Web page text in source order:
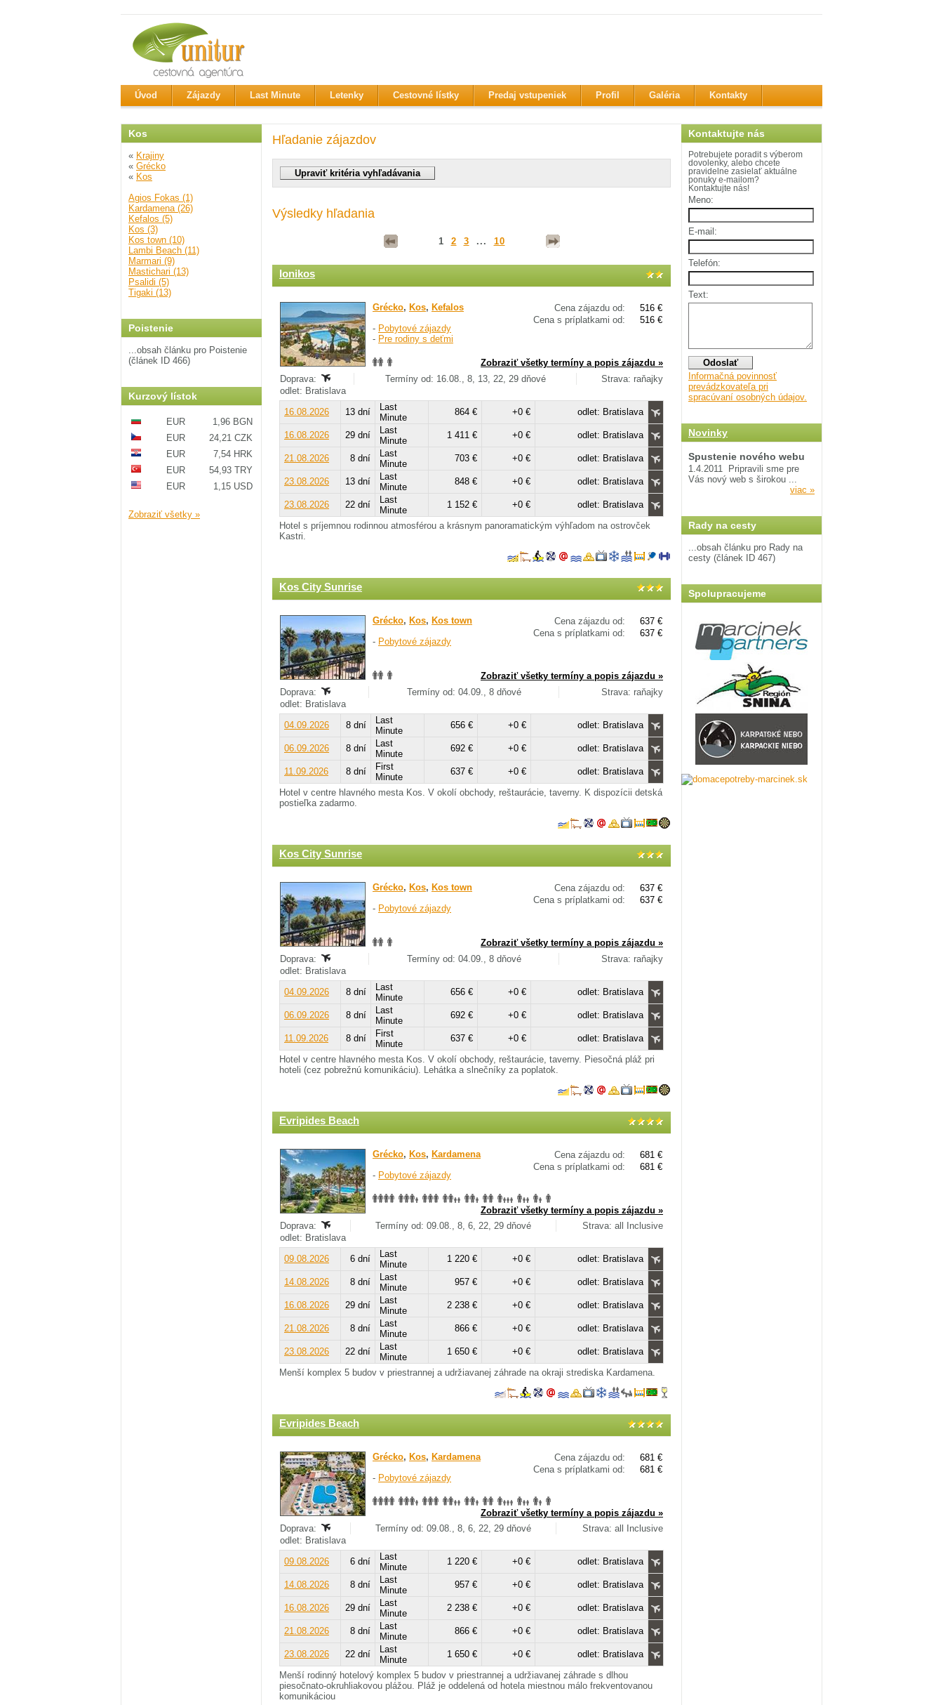
Úvod Zájazdy Last Minute Letenky Cestovné lístky Predaj vstupeniek Profil Galéria Kontakty
Kos
« Krajiny
« Grécko
« Kos
Agios Fokas (1)
Kardamena (26)
Kefalos (5)
Kos (3)
Kos town (10)
Lambi Beach (11)
Marmari (9)
Mastichari (13)
Psalidi (5)
Tigaki (13)
Poistenie
...obsah článku pro Poistenie
(článek ID 466)
Kurzový lístok
EUR
1,96 BGN
EUR
24,21 CZK
EUR
7,54 HRK
EUR
54,93 TRY
EUR
1,15 USD
Zobraziť všetky »
Hľadanie zájazdov
Výsledky hľadania
1 2 3 ... 10
Ionikos
Cena zájazdu od:
516 €
Cena s príplatkami od:
516 €
Grécko, Kos, Kefalos
- Pobytové zájazdy
- Pre rodiny s deťmi
Zobraziť všetky termíny a popis zájazdu »
Doprava:
Termíny od: 16.08., 8, 13, 22, 29 dňové
Strava: raňajky
odlet: Bratislava
16.08.2026
13 dní
Last
Minute
864 € +0 € odlet: Bratislava
16.08.2026 29 dní
Last
Minute
1 411 € +0 € odlet: Bratislava
21.08.2026 8 dní
Last
Minute
703 € +0 € odlet: Bratislava
23.08.2026 13 dní
Last
Minute
848 € +0 € odlet: Bratislava
23.08.2026 22 dní
Last
Minute
1 152 € +0 €
odlet: Bratislava
Hotel s príjemnou rodinnou atmosférou a krásnym panoramatickým výhľadom na ostrovček
Kastri.
Kos City Sunrise
Cena zájazdu od:
637 €
Cena s príplatkami od:
637 €
Grécko, Kos, Kos town
- Pobytové zájazdy
Zobraziť všetky termíny a popis zájazdu »
Doprava:
Termíny od: 04.09., 8 dňové
Strava: raňajky
odlet: Bratislava
04.09.2026
8 dní
Last
Minute
656 € +0 € odlet: Bratislava
06.09.2026 8 dní
Last
Minute
692 € +0 € odlet: Bratislava
11.09.2026 8 dní
First
Minute
637 € +0 €
odlet: Bratislava
Hotel v centre hlavného mesta Kos. V okolí obchody, reštaurácie, taverny. K dispozícii detská
postieľka zadarmo.
Kos City Sunrise
Cena zájazdu od:
637 €
Cena s príplatkami od:
637 €
Grécko, Kos, Kos town
- Pobytové zájazdy
Zobraziť všetky termíny a popis zájazdu »
Doprava:
Termíny od: 04.09., 8 dňové
Strava: raňajky
odlet: Bratislava
04.09.2026
8 dní
Last
Minute
656 € +0 € odlet: Bratislava
06.09.2026 8 dní
Last
Minute
692 € +0 € odlet: Bratislava
11.09.2026 8 dní
First
Minute
637 € +0 €
odlet: Bratislava
Hotel v centre hlavného mesta Kos. V okolí obchody, reštaurácie, taverny. Piesočná pláž pri
hoteli (cez pobrežnú komunikáciu). Lehátka a slnečníky za poplatok.
Evripides Beach
Cena zájazdu od:
681 €
Cena s príplatkami od:
681 €
Grécko, Kos, Kardamena
- Pobytové zájazdy
Zobraziť všetky termíny a popis zájazdu »
Doprava:
Termíny od: 09.08., 8, 6, 22, 29 dňové
Strava: all Inclusive
odlet: Bratislava
09.08.2026
6 dní
Last
Minute
1 220 € +0 € odlet: Bratislava
14.08.2026 8 dní
Last
Minute
957 € +0 € odlet: Bratislava
16.08.2026 29 dní
Last
Minute
2 238 € +0 € odlet: Bratislava
21.08.2026 8 dní
Last
Minute
866 € +0 € odlet: Bratislava
23.08.2026 22 dní
Last
Minute
1 650 € +0 €
odlet: Bratislava
Menší komplex 5 budov v priestrannej a udržiavanej záhrade na okraji strediska Kardamena.
Evripides Beach
Cena zájazdu od:
681 €
Cena s príplatkami od:
681 €
Grécko, Kos, Kardamena
- Pobytové zájazdy
Zobraziť všetky termíny a popis zájazdu »
Doprava:
Termíny od: 09.08., 8, 6, 22, 29 dňové
Strava: all Inclusive
odlet: Bratislava
09.08.2026
6 dní
Last
Minute
1 220 € +0 € odlet: Bratislava
14.08.2026 8 dní
Last
Minute
957 € +0 € odlet: Bratislava
16.08.2026 29 dní
Last
Minute
2 238 € +0 € odlet: Bratislava
21.08.2026 8 dní
Last
Minute
866 € +0 € odlet: Bratislava
23.08.2026 22 dní
Last
Minute
1 650 € +0 €
odlet: Bratislava
Menší rodinný hotelový komplex 5 budov v priestrannej a udržiavanej záhrade s dlhou
piesočnato-okruhliakovou plážou. Pláž je oddelená od hotela miestnou málo frekventovanou
komunikáciou
Kontaktujte nás
Potrebujete poradit s výberom
dovolenky, alebo chcete
pravidelne zasielať aktuálne
ponuky e-mailom?
Kontaktujte nás!
Meno:
E-mail:
Telefón:
Text:
Informačná povinnosť
prevádzkovateľa pri
spracúvaní osobných údajov.
Novinky
Spustenie nového webu
1.4.2011 Pripravili sme pre
Vás nový web s širokou ...
viac »
Rady na cesty
...obsah článku pro Rady na
cesty (článek ID 467)
Spolupracujeme